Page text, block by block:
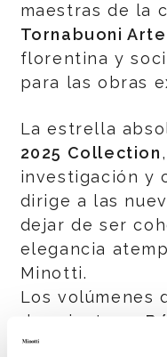
maestras de la
Tornabuoni Arte
florentina y
para las obras
La estrella
2025 Collection
investigación y
dirige a las
dejar de ser
elegancia
Minotti.
Los volúmenes
de asientos –
Studio MK27,